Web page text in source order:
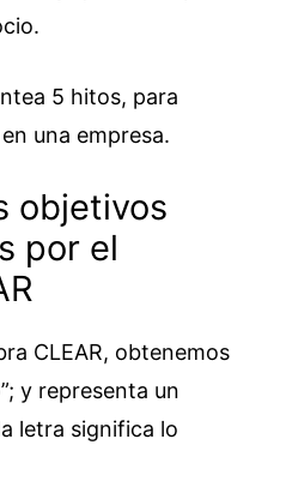
5 hitos, para
una empresa.
objetivos
por el
CLEAR, obtenemos
y representa un
letra significa lo